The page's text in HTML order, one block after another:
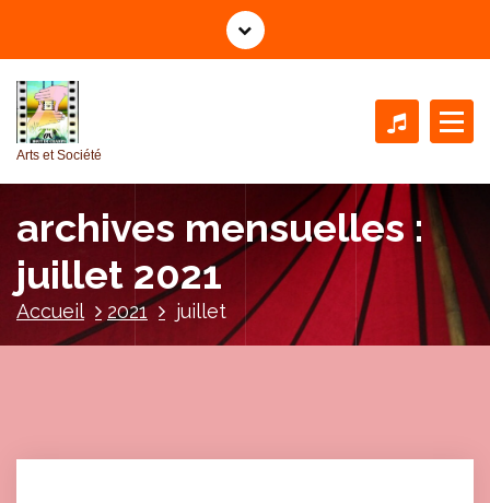
l
Arts et Société
archives mensuelles :
juillet 2021
Accueil 2021 juillet